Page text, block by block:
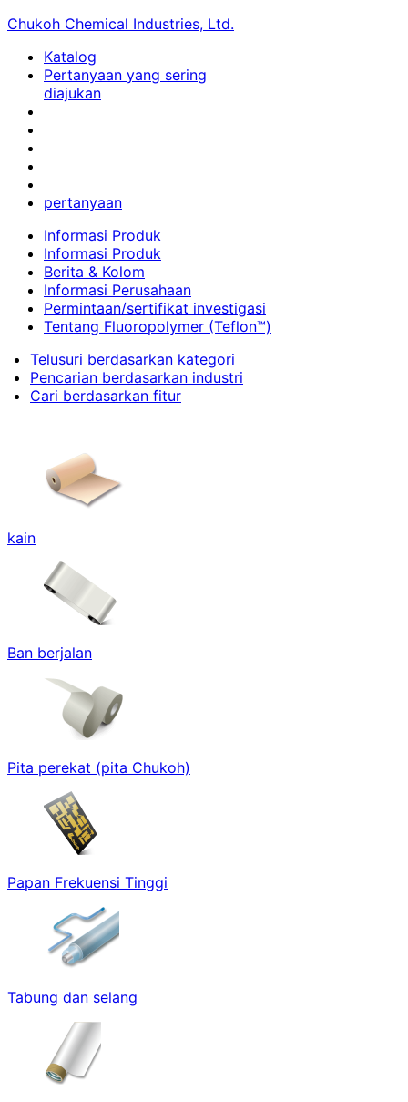
Chukoh Chemical Industries, Ltd.
Katalog
Pertanyaan yang sering
diajukan
pertanyaan
Informasi Produk
Informasi Produk
Berita & Kolom
Informasi Perusahaan
Permintaan/sertifikat investigasi
Tentang Fluoropolymer (Teflon™)
Telusuri berdasarkan kategori
Pencarian berdasarkan industri
Cari berdasarkan fitur
kain
Ban berjalan
Pita perekat (pita Chukoh)
Papan Frekuensi Tinggi
Tabung dan selang